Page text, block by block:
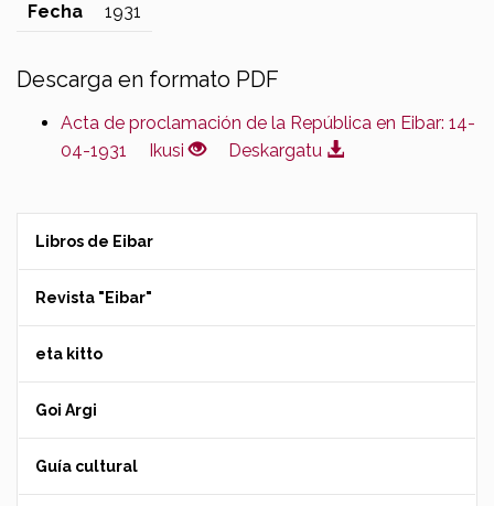
Fecha 1931
Descarga en formato PDF
Acta de proclamación de la República en Eibar: 14-
04-1931
Ikusi Deskargatu
Libros de Eibar
Revista "Eibar"
eta kitto
Goi Argi
Guía cultural